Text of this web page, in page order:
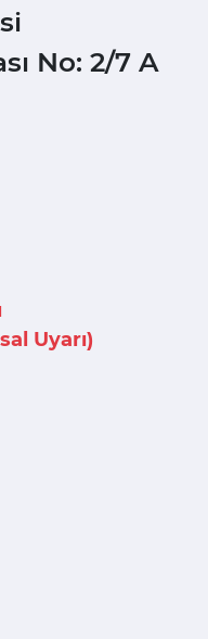
No: 2/7 A
Uyarı)